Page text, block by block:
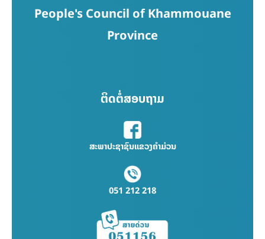
People's Council of Khammouane
Province
ຕິດຕໍ່ສອບຖາມ
ສະພາປະຊາຊົນແຂວງຄຳມ່ວນ
051 212 218